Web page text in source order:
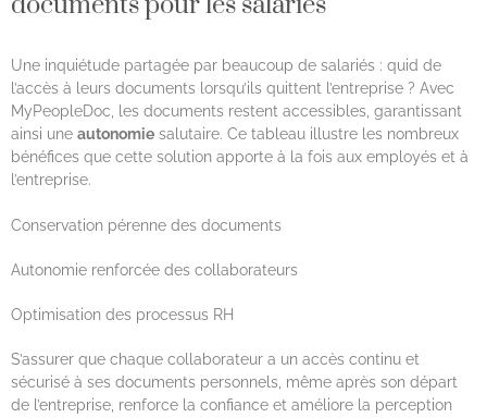
Une inquiétude partagée par beaucoup de salariés : quid de
l’accès à leurs documents lorsqu’ils quittent l’entreprise ? Avec
MyPeopleDoc, les documents restent accessibles, garantissant
ainsi une autonomie salutaire. Ce tableau illustre les nombreux
bénéfices que cette solution apporte à la fois aux employés et à
l’entreprise.
Conservation pérenne des documents
Autonomie renforcée des collaborateurs
Optimisation des processus RH
S’assurer que chaque collaborateur a un accès continu et
sécurisé à ses documents personnels, même après son départ
de l’entreprise, renforce la confiance et améliore la perception